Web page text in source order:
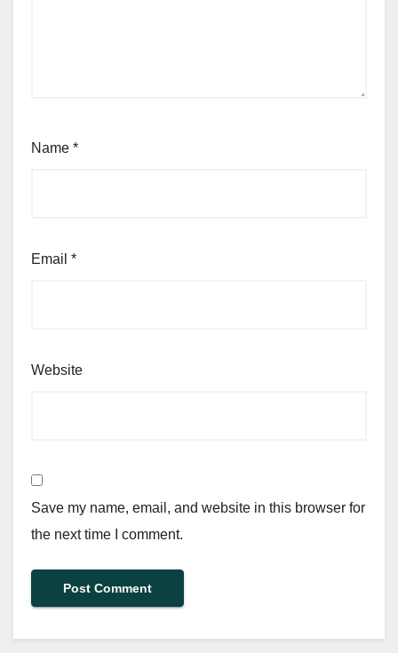
Name *
Email *
Website
Save my name, email, and website in this browser for
the next time I comment.